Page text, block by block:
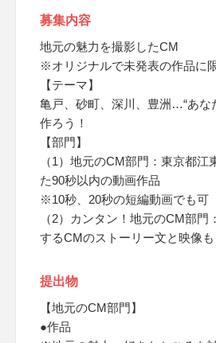
募集内容
地元の魅力を撮影したCM
※オリジナルで未発表の作品に
【テーマ】
亀戸、砂町、深川、豊洲…“あな
作ろう！
【部門】
（1）地元のCM部門：東京都江
た90秒以内の動画作品
※10秒、20秒の短編動画でも可
（2）カンタン！地元のCM部門
するCMのストーリー文と映像
提出物
【地元のCM部門】
●作品